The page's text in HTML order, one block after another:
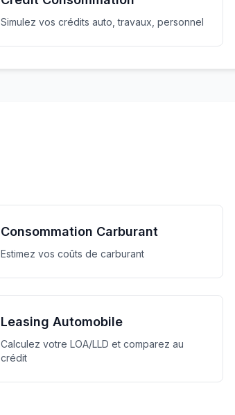
Simulez vos crédits auto, travaux, personnel
Consommation Carburant
Estimez vos coûts de carburant
Leasing Automobile
Calculez votre LOA/LLD et comparez au
crédit